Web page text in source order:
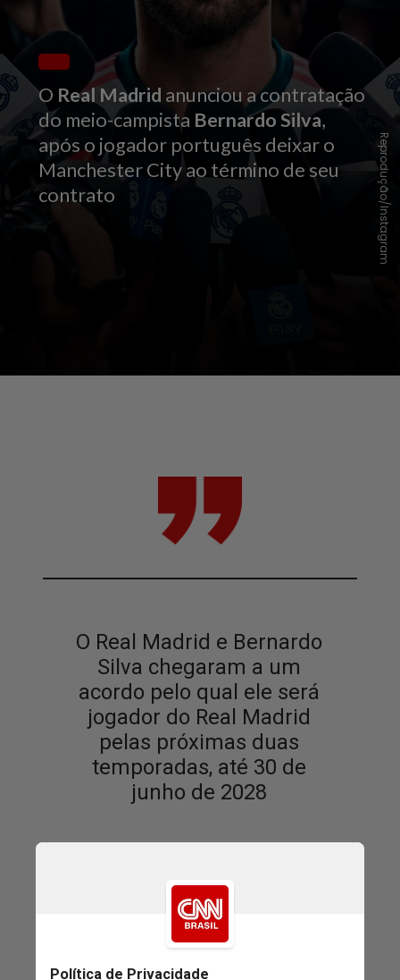
O Real Madrid anunciou a contratação
do meio-campista Bernardo Silva,
após o jogador português deixar o
Manchester City ao término de seu
contrato
Reprodução/Instagram
O Real Madrid e Bernardo
Silva chegaram a um
acordo pelo qual ele será
jogador do Real Madrid
pelas próximas duas
temporadas, até 30 de
junho de 2028
Real Madrid, em comunicado